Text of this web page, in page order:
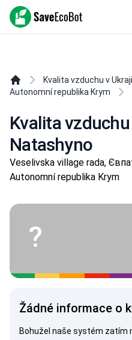
SaveEcoBot
Kvalita vzduchu v
Autonomní republika Krym
Kvalita
Natashyno
Veselivska village rada,
Autonomní republika Krym
?
Žádné informace o
Bohužel naše systém zatím